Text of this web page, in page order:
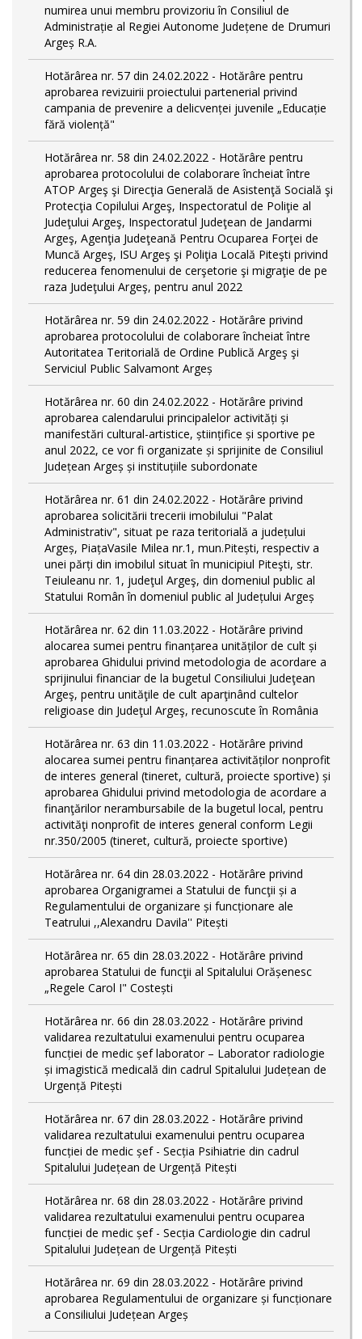
numirea unui membru provizoriu în Consiliul de
Administrație al Regiei Autonome Județene de Drumuri
Argeș R.A.
Hotărârea nr. 57 din 24.02.2022 - Hotărâre pentru
aprobarea revizuirii proiectului partenerial privind
campania de prevenire a delicvenței juvenile „Educație
fără violență"
Hotărârea nr. 58 din 24.02.2022 - Hotărâre pentru
aprobarea protocolului de colaborare încheiat între
ATOP Argeş şi Direcţia Generală de Asistenţă Socială şi
Protecţia Copilului Argeş, Inspectoratul de Poliţie al
Judeţului Argeş, Inspectoratul Judeţean de Jandarmi
Argeş, Agenţia Judeţeană Pentru Ocuparea Forţei de
Muncă Argeş, ISU Argeş şi Poliţia Locală Piteşti privind
reducerea fenomenului de cerşetorie şi migraţie de pe
raza Judeţului Argeş, pentru anul 2022
Hotărârea nr. 59 din 24.02.2022 - Hotărâre privind
aprobarea protocolului de colaborare încheiat între
Autoritatea Teritorială de Ordine Publică Argeş şi
Serviciul Public Salvamont Argeș
Hotărârea nr. 60 din 24.02.2022 - Hotărâre privind
aprobarea calendarului principalelor activități și
manifestări cultural-artistice, științifice și sportive pe
anul 2022, ce vor fi organizate și sprijinite de Consiliul
Județean Argeș și instituțiile subordonate
Hotărârea nr. 61 din 24.02.2022 - Hotărâre privind
aprobarea solicitării trecerii imobilului "Palat
Administrativ", situat pe raza teritorială a județului
Argeș, PiațaVasile Milea nr.1, mun.Pitești, respectiv a
unei părți din imobilul situat în municipiul Piteşti, str.
Teiuleanu nr. 1, judeţul Argeş, din domeniul public al
Statului Român în domeniul public al Județului Argeș
Hotărârea nr. 62 din 11.03.2022 - Hotărâre privind
alocarea sumei pentru finanțarea unităților de cult și
aprobarea Ghidului privind metodologia de acordare a
sprijinului financiar de la bugetul Consiliului Judeţean
Argeş, pentru unităţile de cult aparţinând cultelor
religioase din Judeţul Argeş, recunoscute în România
Hotărârea nr. 63 din 11.03.2022 - Hotărâre privind
alocarea sumei pentru finanțarea activităților nonprofit
de interes general (tineret, cultură, proiecte sportive) și
aprobarea Ghidului privind metodologia de acordare a
finanţărilor nerambursabile de la bugetul local, pentru
activităţi nonprofit de interes general conform Legii
nr.350/2005 (tineret, cultură, proiecte sportive)
Hotărârea nr. 64 din 28.03.2022 - Hotărâre privind
aprobarea Organigramei a Statului de funcţii și a
Regulamentului de organizare și funcționare ale
Teatrului ,,Alexandru Davila'' Pitești
Hotărârea nr. 65 din 28.03.2022 - Hotărâre privind
aprobarea Statului de funcţii al Spitalului Orășenesc
„Regele Carol I" Costești
Hotărârea nr. 66 din 28.03.2022 - Hotărâre privind
validarea rezultatului examenului pentru ocuparea
funcției de medic șef laborator – Laborator radiologie
și imagistică medicală din cadrul Spitalului Județean de
Urgență Pitești
Hotărârea nr. 67 din 28.03.2022 - Hotărâre privind
validarea rezultatului examenului pentru ocuparea
funcției de medic șef - Secția Psihiatrie din cadrul
Spitalului Județean de Urgență Pitești
Hotărârea nr. 68 din 28.03.2022 - Hotărâre privind
validarea rezultatului examenului pentru ocuparea
funcției de medic șef - Secția Cardiologie din cadrul
Spitalului Județean de Urgență Pitești
Hotărârea nr. 69 din 28.03.2022 - Hotărâre privind
aprobarea Regulamentului de organizare și funcționare
a Consiliului Județean Argeș